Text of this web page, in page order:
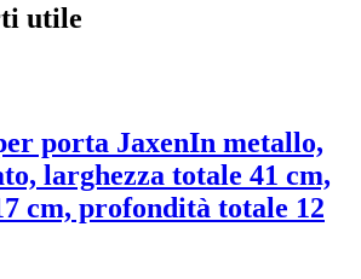
utile
porta JaxenIn metallo,
larghezza totale 41 cm,
cm, profondità totale 12